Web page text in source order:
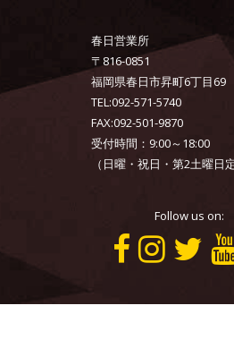
春日営業所
〒816-0851
福岡県春日市昇町6丁目69
TEL:092-571-5740
FAX:092-501-9870
受付時間：9:00～18:00
（日曜・祝日・第2土曜日
Follow us on: